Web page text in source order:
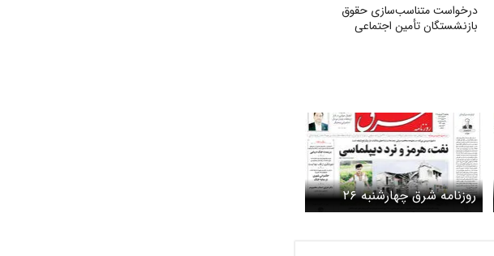
درخواست متناسب‌سازی حقوق
بازنشستگان تأمین اجتماعی
روزنامه شرق چهارشنبه ۲۶
فروردین ۱۴۰۵ شماره 5360